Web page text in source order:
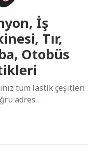
İş
Tır,
Otobüs
tüm lastik çeşitleri
adres…